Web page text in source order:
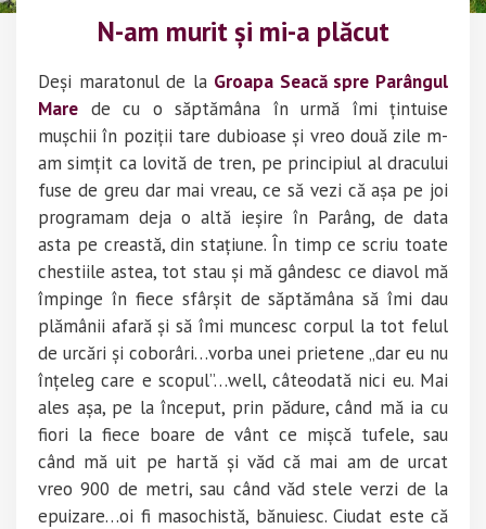
N-am murit și mi-a plăcut
Deși maratonul de la Groapa Seacă spre Parângul
Mare de cu o săptămâna în urmă îmi țintuise
mușchii în poziții tare dubioase și vreo două zile m-
am simțit ca lovită de tren, pe principiul al dracului
fuse de greu dar mai vreau, ce să vezi că așa pe joi
programam deja o altă ieșire în Parâng, de data
asta pe creastă, din stațiune. În timp ce scriu toate
chestiile astea, tot stau și mă gândesc ce diavol mă
împinge în fiece sfârșit de săptămâna să îmi dau
plămânii afară și să îmi muncesc corpul la tot felul
de urcări și coborâri…vorba unei prietene „dar eu nu
înțeleg care e scopul”…well, câteodată nici eu. Mai
ales așa, pe la început, prin pădure, când mă ia cu
fiori la fiece boare de vânt ce mișcă tufele, sau
când mă uit pe hartă și văd că mai am de urcat
vreo 900 de metri, sau când văd stele verzi de la
epuizare…oi fi masochistă, bănuiesc. Ciudat este că